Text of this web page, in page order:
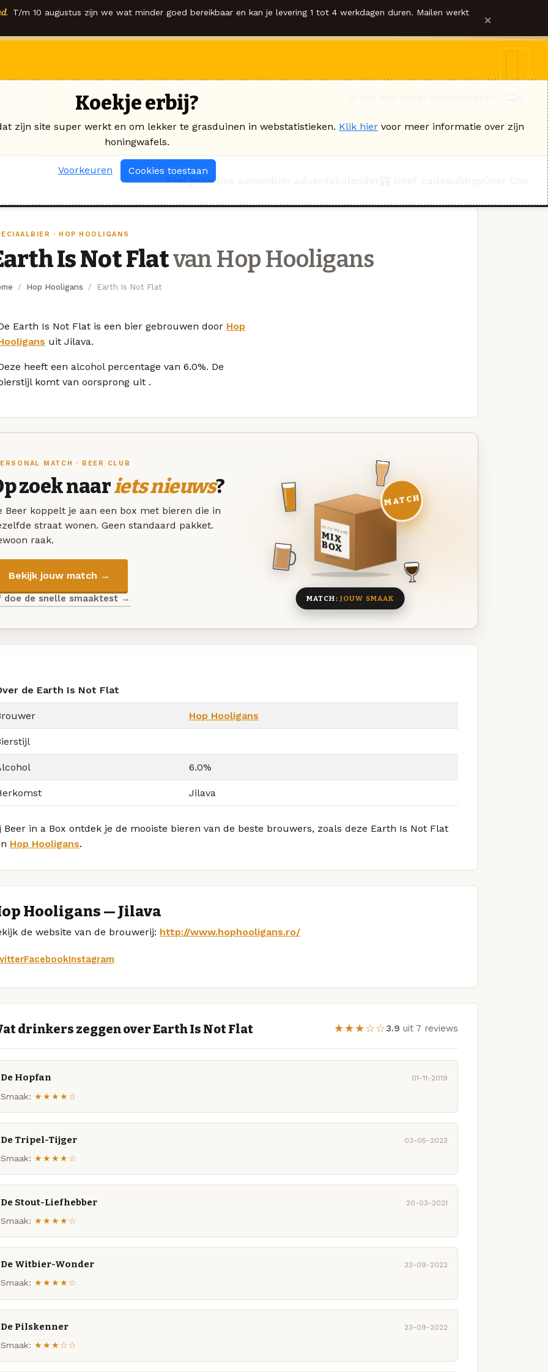
T/m 10 augustus zijn we wat minder goed bereikbaar en kan je levering 1 tot 4 werkdagen duren. Mailen werkt ×
Stel jouw box samen
· HOP HOOLIGANS
Is Not Flatvan Hop Hooligans
Hop Hooligans Earth Is Not Flat
Earth Is Not Flat is een bier gebrouwen door Hop
uit Jilava.
heeft een alcohol percentage van 6.0%. De
komt van oorsprong uit .
MATCH · BEER CLUB
zoek naariets nieuws?
Beer koppelt je aan een box met bieren die in
straat wonen. Geen standaard pakket.
raak.
Bekijk jouw match →
doe de snelle smaaktest →
DEZE MAAND
MIX
BOX
8 BIEREN
MATCH
MATCH: JOUW SMAAK
de Earth Is Not Flat
Hop Hooligans
6.0%
Jilava
Beer in a Box ontdek je de mooiste bieren van de beste brouwers, zoals deze Earth Is Not Flat
Hop Hooligans.
Hooligans — Jilava
de website van de brouwerij: http://www.hophooligans.ro/
FacebookInstagram
drinkers zeggen over Earth Is Not Flat ★★★☆☆3.9 uit 7 reviews
De Hopfan 01-11-2019
Smaak: ★★★★☆
De Tripel-Tijger 03-05-2023
Smaak: ★★★★☆
De Stout-Liefhebber 20-03-2021
Smaak: ★★★★☆
De Witbier-Wonder 23-09-2022
Smaak: ★★★★☆
De Pilskenner 23-09-2022
Smaak: ★★★☆☆
Koekje erbij?
zijn site super werkt en om lekker te grasduinen in webstatistieken. Klik hier voor meer informatie over zijn
honingwafels.
Voorkeuren Cookies toestaan